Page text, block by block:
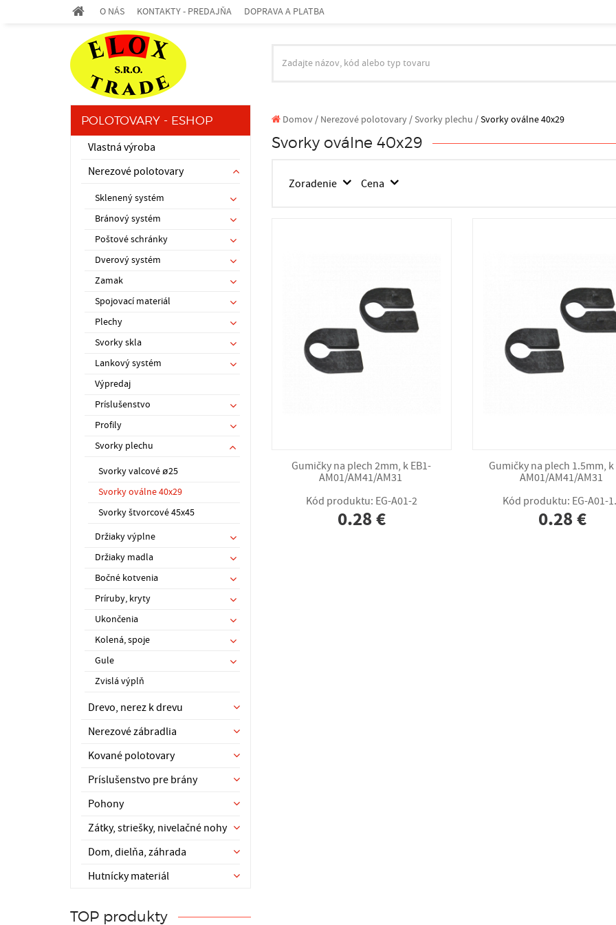
O NÁS KONTAKTY - PREDAJŇA DOPRAVA A PLATBA
POLOTOVARY - ESHOP
Vlastná výroba
Nerezové polotovary
Sklenený systém
Bránový systém
Poštové schránky
Dverový systém
Zamak
Spojovací materiál
Plechy
Svorky skla
Lankový systém
Výpredaj
Príslušenstvo
Profily
Svorky plechu
Svorky valcové ø25
Svorky oválne 40x29
Svorky štvorcové 45x45
Držiaky výplne
Držiaky madla
Bočné kotvenia
Príruby, kryty
Ukončenia
Kolená, spoje
Gule
Zvislá výplň
Drevo, nerez k drevu
Nerezové zábradlia
Kované polotovary
Príslušenstvo pre brány
Pohony
Zátky, striešky, nivelačné nohy
Dom, dielňa, záhrada
Hutnícky materiál
TOP produkty
Domov/ Nerezové polotovary / Svorky plechu /Svorky oválne 40x29
Svorky oválne 40x29
Zoradenie Cena
Gumičky na plech 2mm, k EB1-
AM01/AM41/AM31
Kód produktu: EG-A01-2
0.28 €
Gumičky na plech 1.5mm, k
AM01/AM41/AM31
Kód produktu: EG-A01-
0.28 €